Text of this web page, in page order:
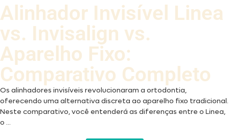
Alinhador Invisível Linea
vs. Invisalign vs.
Aparelho Fixo:
Comparativo Completo
Os alinhadores invisíveis revolucionaram a ortodontia,
oferecendo uma alternativa discreta ao aparelho fixo tradicional.
Neste comparativo, você entenderá as diferenças entre o Linea,
o ...